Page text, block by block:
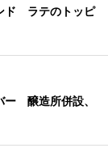
ド ラテのトッピ
ー 醸造所併設、